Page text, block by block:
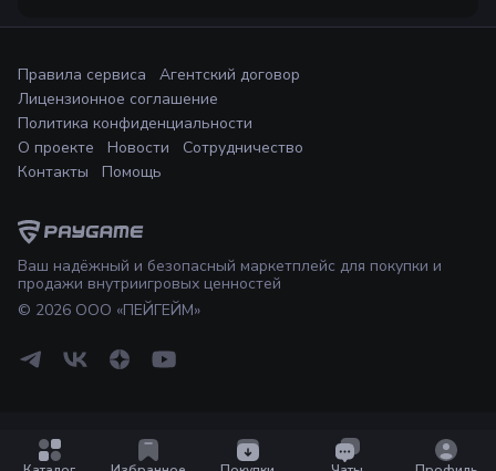
Ваш надёжный и безопасный маркетплейс для покупки и
продажи внутриигровых ценностей
© 2026 ООО «ПЕЙГЕЙМ»
Правила сервиса
Агентский договор
Лицензионное соглашение
Политика конфиденциальности
О проекте
Новости
Сотрудничество
Контакты
Помощь